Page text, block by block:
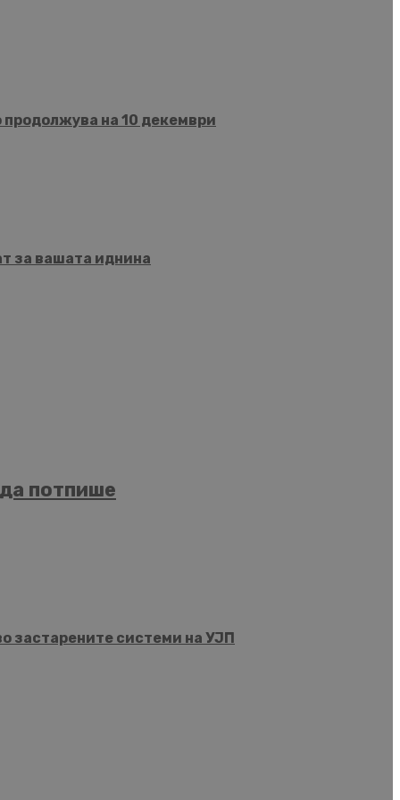
на 10 декември
за вашата иднина
потпише
застарените системи на УЈП